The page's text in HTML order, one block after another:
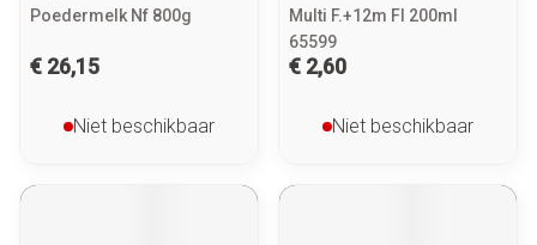
Poedermelk Nf 800g
€ 26,15
Niet beschikbaar
Multi F.+12m Fl 200ml
65599
€ 2,60
Niet beschikbaar